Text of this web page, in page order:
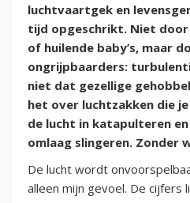
luchtvaartgek en
tijd opgeschrikt. Niet
of huilende baby’s, maar
ongrijpbaarders:
niet dat gezellige
het over luchtzakken die
de lucht in katapulteren
omlaag slingeren. Zonder
De lucht wordt
alleen mijn gevoel. De cijfers